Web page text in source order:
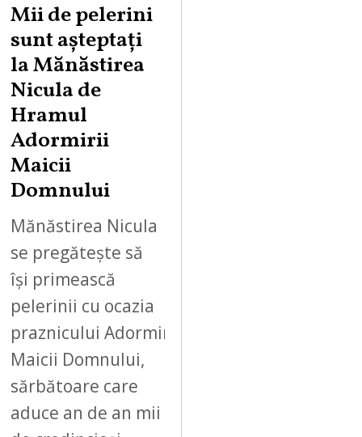
Mii de pelerini
sunt așteptați
la Mănăstirea
Nicula de
Hramul
Adormirii
Maicii
Domnului
Mănăstirea Nicula
se pregătește să
își primească
pelerinii cu ocazia
praznicului Adormirii
Maicii Domnului,
sărbătoare care
aduce an de an mii